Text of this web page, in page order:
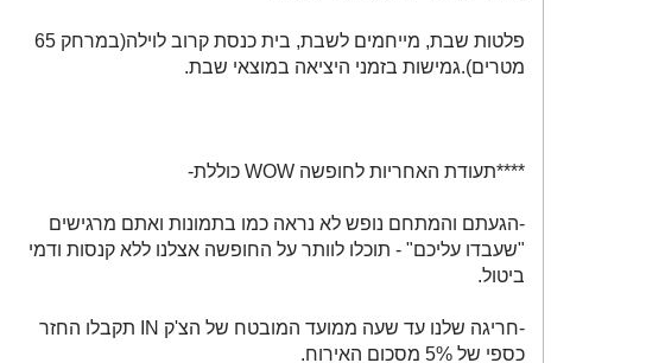
פלטות שבת, מייחמים לשבת, בית כנסת קרוב לוילה(במרחק 65
מטרים).גמישות בזמני היציאה במוצאי שבת.
****תעודת האחריות לחופשה WOW כוללת-
-הגעתם והמתחם נופש לא נראה כמו בתמונות ואתם מרגישים
"שעבדו עליכם" - תוכלו לוותר על החופשה אצלנו ללא קנסות ודמי
ביטול.
-חריגה שלנו עד שעה ממועד המובטח של הצ'ק IN תקבלו החזר
כספי של 5% מסכום האירוח.